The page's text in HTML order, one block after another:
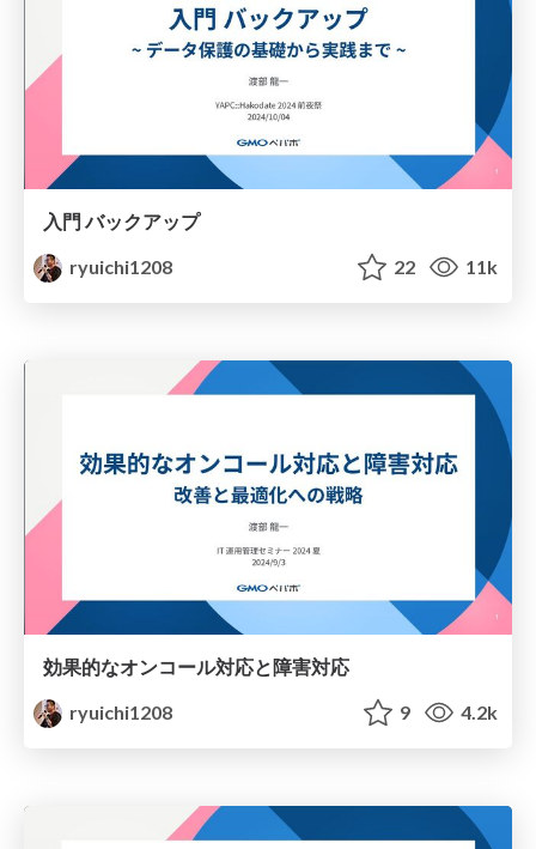
入門 バックアップ
ryuichi1208
22 11k
効果的なオンコール対応と障害対応
ryuichi1208
9 4.2k